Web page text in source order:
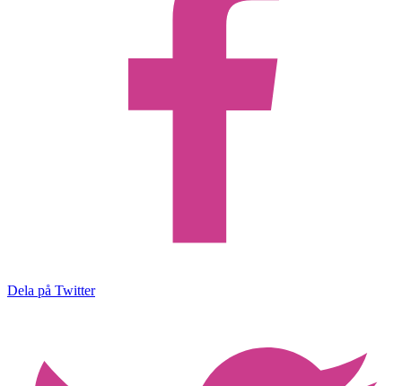
Dela på Twitter